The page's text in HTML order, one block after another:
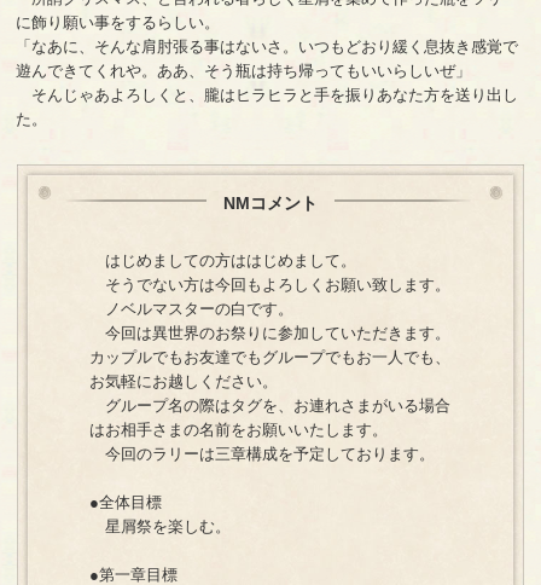
に飾り願い事をするらしい。
「なあに、そんな肩肘張る事はないさ。いつもどおり緩く息抜き感覚で
遊んできてくれや。ああ、そう瓶は持ち帰ってもいいらしいぜ」
そんじゃあよろしくと、朧はヒラヒラと手を振りあなた方を送り出し
た。
NMコメント
はじめましての方ははじめまして。
そうでない方は今回もよろしくお願い致します。
ノベルマスターの白です。
今回は異世界のお祭りに参加していただきます。
カップルでもお友達でもグループでもお一人でも、
お気軽にお越しください。
グループ名の際はタグを、お連れさまがいる場合
はお相手さまの名前をお願いいたします。
今回のラリーは三章構成を予定しております。
●全体目標
星屑祭を楽しむ。
●第一章目標